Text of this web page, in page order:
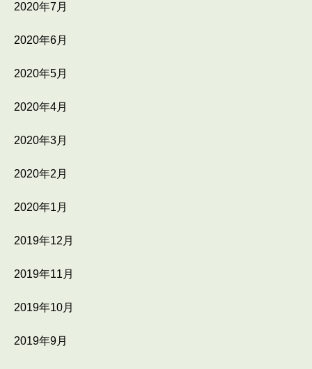
2020年7月
2020年6月
2020年5月
2020年4月
2020年3月
2020年2月
2020年1月
2019年12月
2019年11月
2019年10月
2019年9月